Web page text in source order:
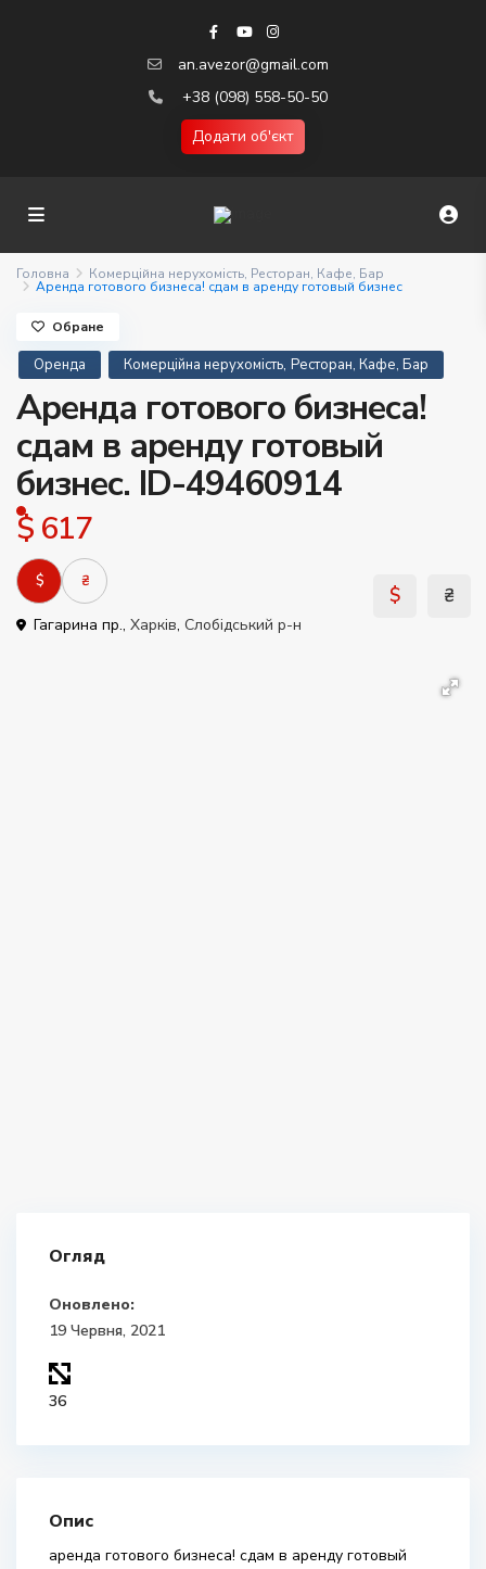
an.avezor@gmail.com
+38 (098) 558-50-50
Додати об'єкт
Головна Комерційна нерухомість, Ресторан, Кафе, Бар
Аренда готового бизнеса! сдам в аренду готовый бизнес
Оренда Комерційна нерухомість, Ресторан, Кафе, Бар
Аренда готового бизнеса!
сдам в аренду готовый
бизнес. ID-49460914
$ 617
$ ₴
Гагарина пр., Харків, Слобідський р-н
Обране
Огляд
Оновлено:
19 Червня, 2021
36
Опис
аренда готового бизнеса! сдам в аренду готовый
$ ₴